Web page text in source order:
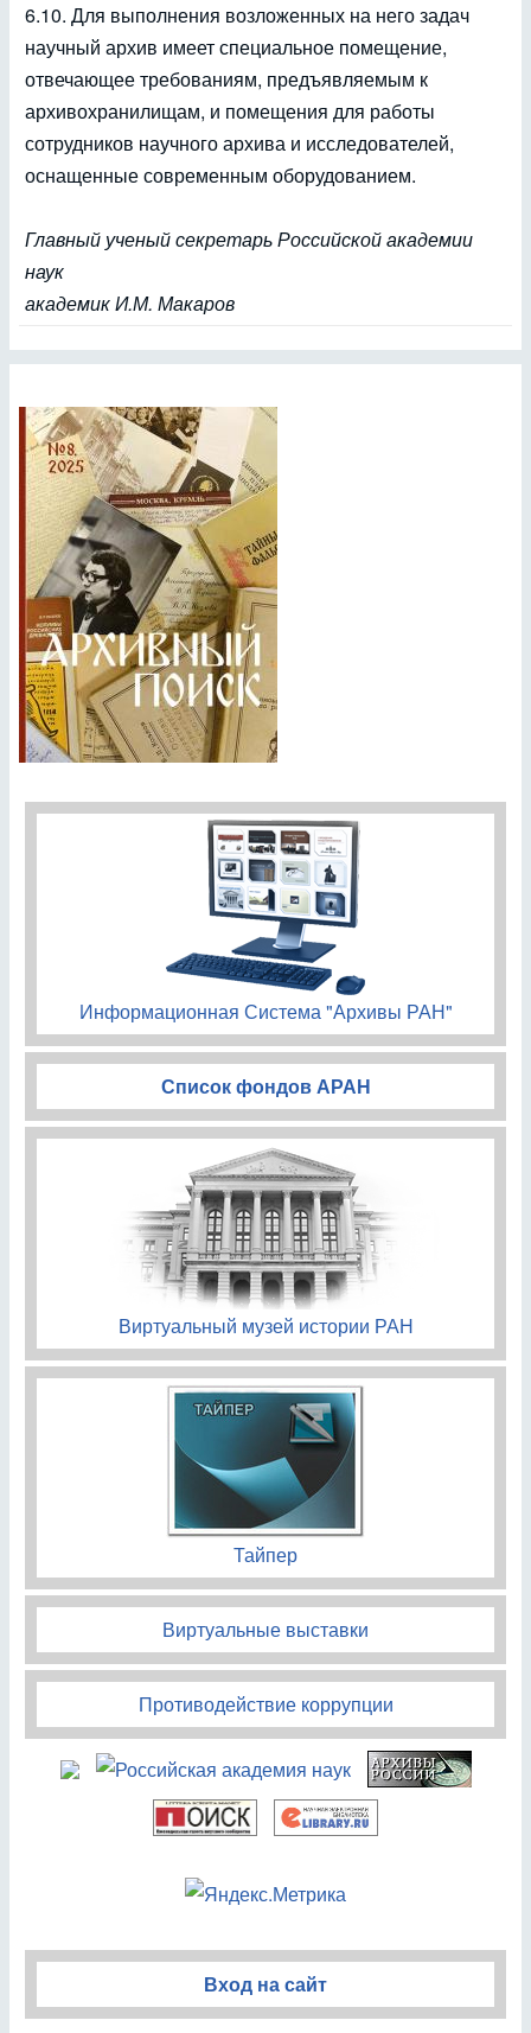
6.10. Для выполнения возложенных на него задач
научный архив имеет специальное помещение,
отвечающее требованиям, предъявляемым к
архивохранилищам, и помещения для работы
сотрудников научного архива и исследователей,
оснащенные современным оборудованием.
Главный ученый секретарь Российской академии
наук
академик И.М. Макаров
Информационная Система "Архивы РАН"
Список фондов АРАН
Виртуальный музей истории РАН
Тайпер
Виртуальные выставки
Противодействие коррупции
Вход на сайт